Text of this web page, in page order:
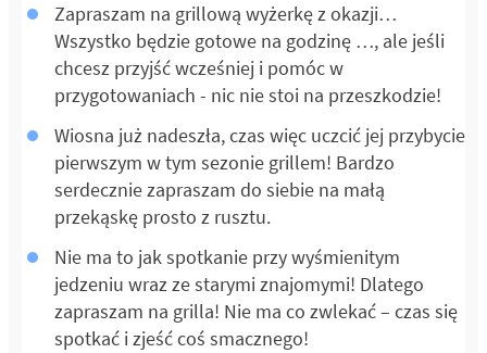
Zapraszam na grillową wyżerkę z okazji…
Wszystko będzie gotowe na godzinę …, ale jeśli
chcesz przyjść wcześniej i pomóc w
przygotowaniach - nic nie stoi na przeszkodzie!
Wiosna już nadeszła, czas więc uczcić jej przybycie
pierwszym w tym sezonie grillem! Bardzo
serdecznie zapraszam do siebie na małą
przekąskę prosto z rusztu.
Nie ma to jak spotkanie przy wyśmienitym
jedzeniu wraz ze starymi znajomymi! Dlatego
zapraszam na grilla! Nie ma co zwlekać – czas się
spotkać i zjeść coś smacznego!